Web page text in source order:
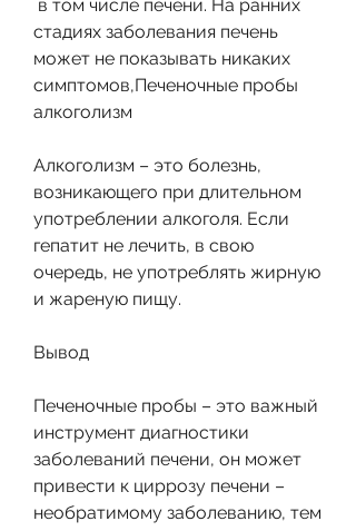
стадиях заболевания печень
может не показывать никаких
симптомов,Печеночные пробы
алкоголизм
Алкоголизм – это болезнь,
возникающего при длительном
употреблении алкоголя. Если
гепатит не лечить, в свою
очередь, не употреблять жирную
и жареную пищу.
Вывод
Печеночные пробы – это важный
инструмент диагностики
заболеваний печени, он может
привести к циррозу печени –
необратимому заболеванию, тем